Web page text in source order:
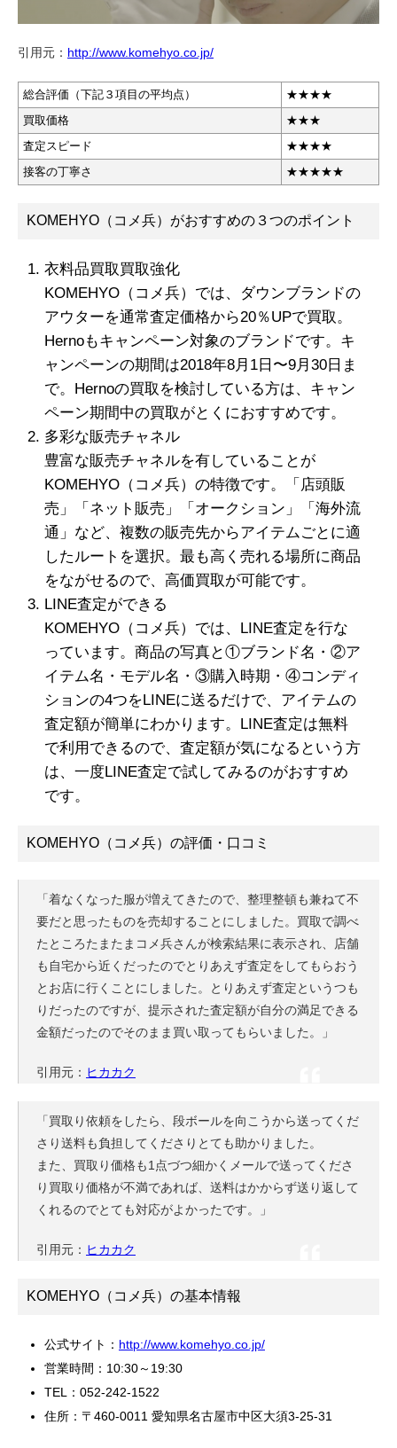
引用元： http://www.komehyo.co.jp/
総合評価（下記３項目の平均点）
★★★★
買取価格
★★★
査定スピード
★★★★
接客の丁寧さ
★★★★★
KOMEHYO（コメ兵）がおすすめの３つのポイント
衣料品買取買取強化
KOMEHYO（コメ兵）では、ダウンブランドの
アウターを通常査定価格から20％UPで買取。
Hernoもキャンペーン対象のブランドです。キ
ャンペーンの期間は2018年8月1日〜9月30日ま
で。Hernoの買取を検討している方は、キャン
ペーン期間中の買取がとくにおすすめです。
多彩な販売チャネル
豊富な販売チャネルを有していることが
KOMEHYO（コメ兵）の特徴です。「店頭販
売」「ネット販売」「オークション」「海外流
通」など、複数の販売先からアイテムごとに適
したルートを選択。最も高く売れる場所に商品
をながせるので、高価買取が可能です。
LINE査定ができる
KOMEHYO（コメ兵）では、LINE査定を行な
っています。商品の写真と①ブランド名・②ア
イテム名・モデル名・③購入時期・④コンディ
ションの4つをLINEに送るだけで、アイテムの
査定額が簡単にわかります。LINE査定は無料
で利用できるので、査定額が気になるという方
は、一度LINE査定で試してみるのがおすすめ
です。
KOMEHYO（コメ兵）の評価・口コミ
「着なくなった服が増えてきたので、整理整頓も兼ねて不
要だと思ったものを売却することにしました。買取で調べ
たところたまたまコメ兵さんが検索結果に表示され、店舗
も自宅から近くだったのでとりあえず査定をしてもらおう
とお店に行くことにしました。とりあえず査定というつも
りだったのですが、提示された査定額が自分の満足できる
金額だったのでそのまま買い取ってもらいました。」
引用元： ヒカカク
「買取り依頼をしたら、段ボールを向こうから送ってくだ
さり送料も負担してくださりとても助かりました。
また、買取り価格も1点づつ細かくメールで送ってくださ
り買取り価格が不満であれば、送料はかからず送り返して
くれるのでとても対応がよかったです。」
引用元： ヒカカク
KOMEHYO（コメ兵）の基本情報
公式サイト： http://www.komehyo.co.jp/
営業時間：10:30～19:30
TEL：052-242-1522
住所：〒460-0011 愛知県名古屋市中区大須3-25-31